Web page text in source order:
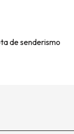
de senderismo